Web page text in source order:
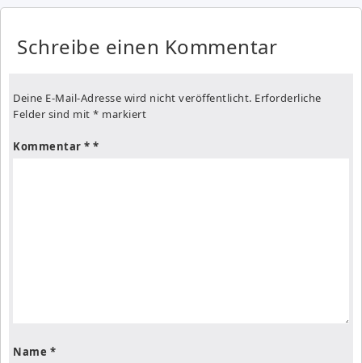
Schreibe einen Kommentar
Deine E-Mail-Adresse wird nicht veröffentlicht. Erforderliche
Felder sind mit * markiert
Kommentar *
Name *